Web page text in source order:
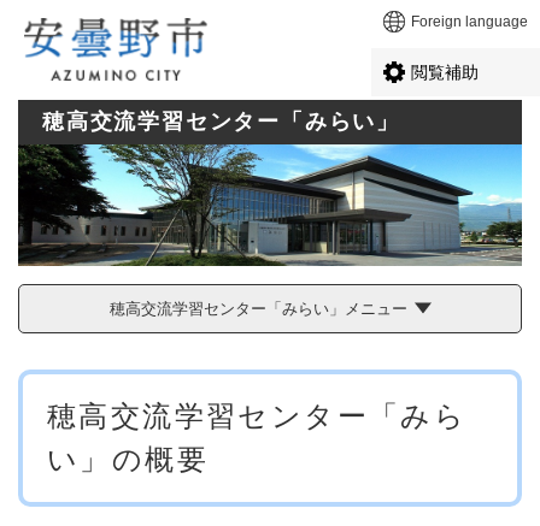
メニューを飛ばして本文へ Foreign language
閲覧補助
穂高交流学習センター「みらい」
穂高交流学習センター「みらい」メニュー
本
穂高交流学習センター「みら
い」の概要